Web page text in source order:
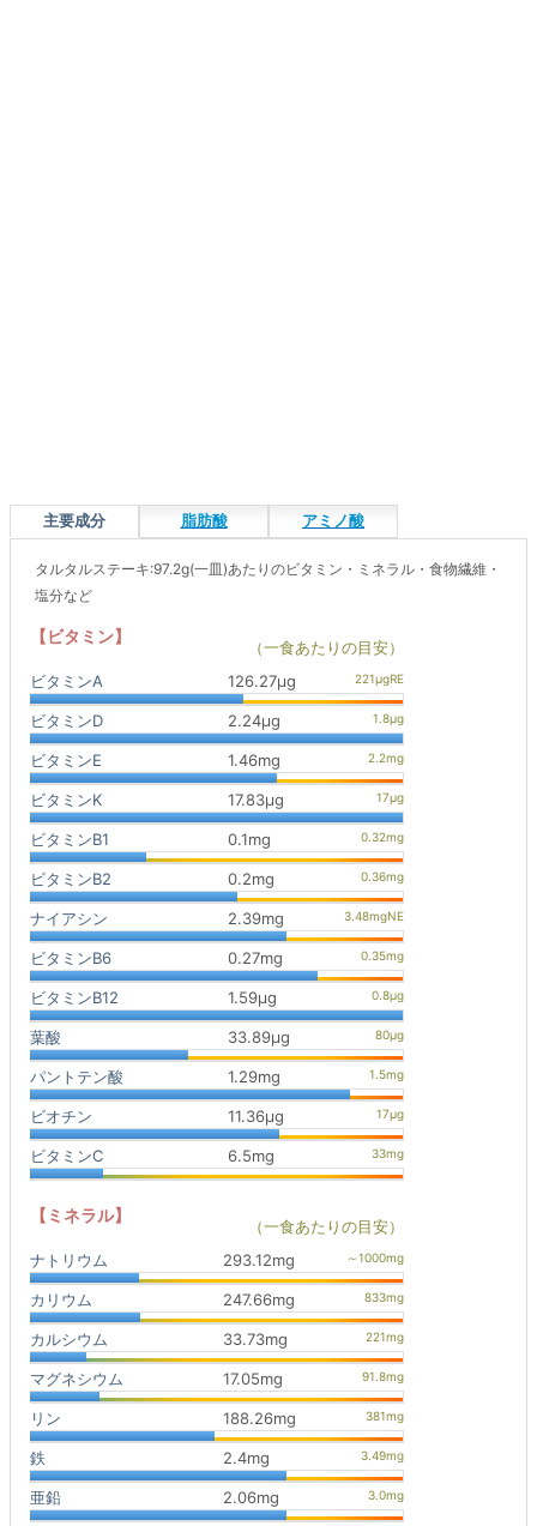
主要成分 脂肪酸 アミノ酸
タルタルステーキ:97.2g(一皿)あたりのビタミン・ミネラル・食物繊維・
塩分など
【ビタミン】
（一食あたりの目安）
ビタミンA
126.27μg
ビタミンD 2.24μg
ビタミンE 1.46mg
ビタミンK 17.83μg
ビタミンB1 0.1mg
ビタミンB2 0.2mg
ナイアシン 2.39mg
ビタミンB6 0.27mg
ビタミンB12 1.59μg
葉酸 33.89μg
パントテン酸 1.29mg
ビオチン 11.36μg
ビタミンC 6.5mg
【ミネラル】
（一食あたりの目安）
ナトリウム
293.12mg
カリウム 247.66mg
カルシウム 33.73mg
マグネシウム 17.05mg
リン 188.26mg
鉄 2.4mg
亜鉛 2.06mg